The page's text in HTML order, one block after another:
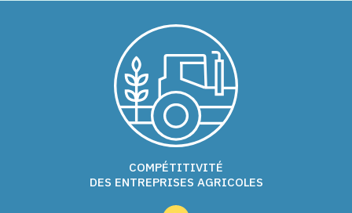
COMPÉTITIVITÉ
DES ENTREPRISES AGRICOLES